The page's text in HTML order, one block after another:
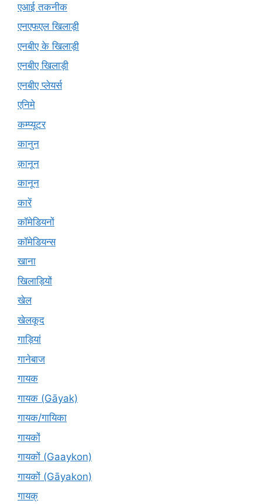
एआई तकनीक
एनएफएल खिलाड़ी
एनबीए के खिलाड़ी
एनबीए खिलाड़ी
एनबीए प्लेयर्स
एनिमे
कम्प्यूटर
कानुन
क़ानून
कानून
कारें
कॉमेडियनों
कॉमेडियन्स
खाना
खिलाड़ियों
खेल
खेलकूद
गाड़ियां
गानेबाज
गायक
गायक (Gāyak)
गायक/गायिका
गायकों
गायकों (Gaaykon)
गायकों (Gāyakon)
गायक्